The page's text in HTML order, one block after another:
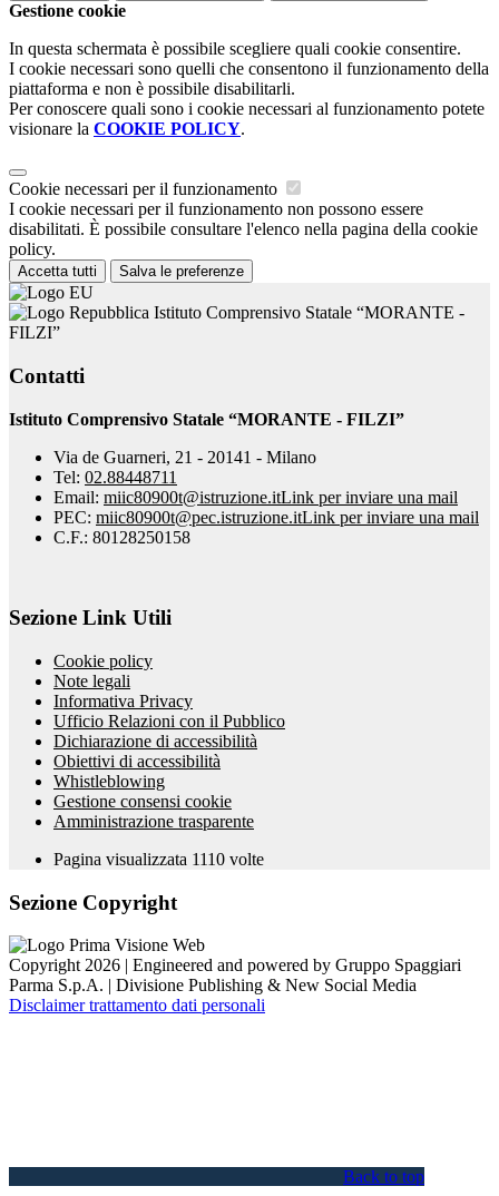
Gestione cookie
In questa schermata è possibile scegliere quali cookie consentire.
I cookie necessari sono quelli che consentono il funzionamento della
piattaforma e non è possibile disabilitarli.
Per conoscere quali sono i cookie necessari al funzionamento potete
visionare la COOKIE POLICY.
Cookie necessari per il funzionamento
I cookie necessari per il funzionamento non possono essere
disabilitati. È possibile consultare l'elenco nella pagina della cookie
policy.
Accetta tutti Salva le preferenze
Istituto Comprensivo Statale “MORANTE -
FILZI”
Contatti
Istituto Comprensivo Statale “MORANTE - FILZI”
Via de Guarneri, 21 - 20141 - Milano
Tel: 02.88448711
Email: miic80900t@istruzione.itLink per inviare una mail
PEC: miic80900t@pec.istruzione.itLink per inviare una mail
C.F.: 80128250158
Sezione Link Utili
Cookie policy
Note legali
Informativa Privacy
Ufficio Relazioni con il Pubblico
Dichiarazione di accessibilità
Obiettivi di accessibilità
Whistleblowing
Gestione consensi cookie
Amministrazione trasparente
Pagina visualizzata 1110 volte
Sezione Copyright
Copyright 2026 | Engineered and powered by Gruppo Spaggiari
Parma S.p.A. | Divisione Publishing & New Social Media
Disclaimer trattamento dati personali
Back to top